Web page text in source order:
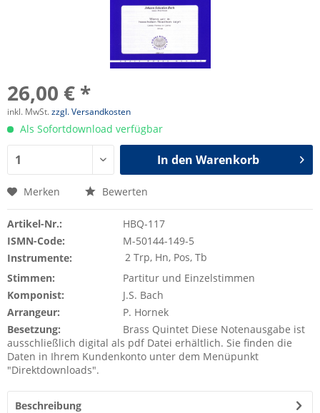
26,00 € *
inkl. MwSt.zzgl. Versandkosten
Als Sofortdownload verfügbar
In den Warenkorb
Merken Bewerten
Artikel-Nr.:
HBQ-117
ISMN-Code:
M-50144-149-5
Instrumente:
2 Trp, Hn, Pos, Tb
Stimmen:
Partitur und Einzelstimmen
Komponist:
J.S. Bach
Arrangeur:
P. Hornek
Besetzung:
Brass Quintet Diese Notenausgabe ist
ausschließlich digital als pdf Datei erhältlich. Sie finden die
Daten in Ihrem Kundenkonto unter dem Menüpunkt
"Direktdownloads".
Beschreibung